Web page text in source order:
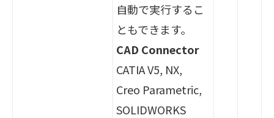
自動で実行するこ
ともできます。
CAD Connector
CATIA V5, NX,
Creo Parametric,
SOLIDWORKS